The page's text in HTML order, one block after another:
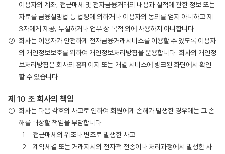
이용자의 계좌, 접근매체 및 전자금융거래의 내용과 실적에 관한 정보 또는
자료를 금융실명법 등 법령에 의하거나 이용자의 동의를 얻지 아니하고 제
3자에게 제공, 누설하거나 업무 상 목적 외에 사용하지 아니합니다.
회사는 이용자가 안전하게 전자금융거래서비스를 이용할 수 있도록 이용자
의 개인정보보호를 위하여 개인정보처리방침을 운용합니다. 회사의 개인정
보처리방침은 회사의 홈페이지 또는 개별 서비스에 링크된 화면에서 확인
할 수 있습니다.
제 10 조 회사의 책임
회사는 다음 각호의 사고로 인하여 회원에게 손해가 발생한 경우에는 그 손
해를 배상할 책임을 부담합니다.
접근매체의 위조나 변조로 발생한 사고
계약체결 또는 거래지시의 전자적 전송이나 처리과정에서 발생한 사